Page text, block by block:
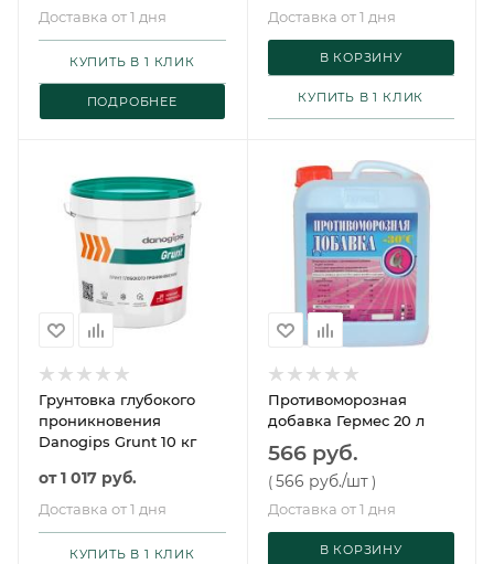
Доставка от 1 дня
ПОДРОБНЕЕ
КУПИТЬ В 1 КЛИК
Доставка от 1 дня
В КОРЗИНУ
КУПИТЬ В 1 КЛИК
Грунтовка глубокого
проникновения
Danogips Grunt 10 кг
от1 017 руб.
Доставка от 1 дня
КУПИТЬ В 1 КЛИК
Противоморозная
добавка Гермес 20 л
566 руб.
(566 руб./шт )
Доставка от 1 дня
В КОРЗИНУ